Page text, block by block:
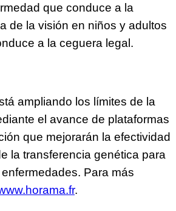
que conduce a la
de la visión en niños y adultos
a la ceguera legal.
ampliando los límites de la
el avance de plataformas
que mejorarán la efectividad
la transferencia genética para
Para más
.